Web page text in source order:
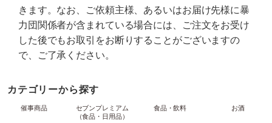
きます。なお、ご依頼主様、あるいはお届け先様に暴
力団関係者が含まれている場合には、ご注文をお受け
した後でもお取引をお断りすることがございますの
で、ご了承ください。
カテゴリーから探す
催事商品
セブンプレミアム
（食品・日用品）
食品・飲料 お酒